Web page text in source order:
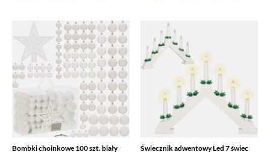
Bombki choinkowe 100 szt. biały
Świecznik adwentowy Led 7 świec